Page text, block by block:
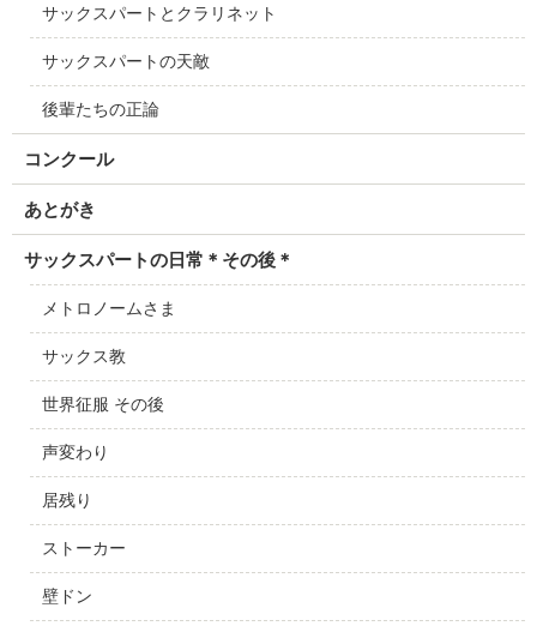
サックスパートとクラリネット
サックスパートの天敵
後輩たちの正論
コンクール
あとがき
サックスパートの日常＊その後＊
メトロノームさま
サックス教
世界征服 その後
声変わり
居残り
ストーカー
壁ドン